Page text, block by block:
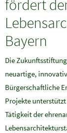
fördert
Bayern
Die
neuartige,
Bürgerschaftliche
Projekte
Tätigkeit der